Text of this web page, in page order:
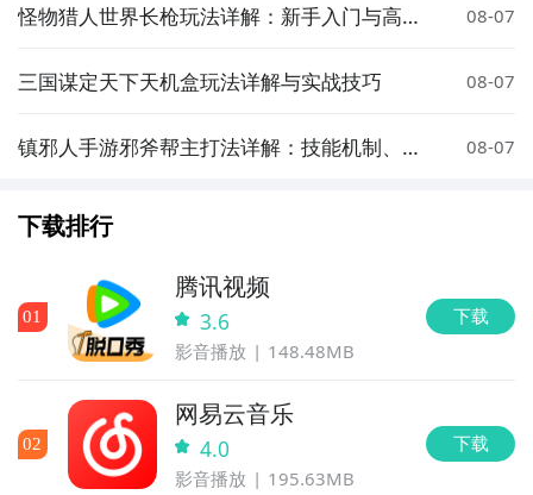
怪物猎人世界长枪玩法详解：新手入门与高手
08-07
三国谋定天下天机盒玩法详解与实战技巧 08-07
镇邪人手游邪斧帮主打法详解：技能机制、阵
08-07
下载排行
01
腾讯视频
3.6
影音播放 148.48MB
下载
02
网易云音乐
4.0
影音播放 195.63MB
下载